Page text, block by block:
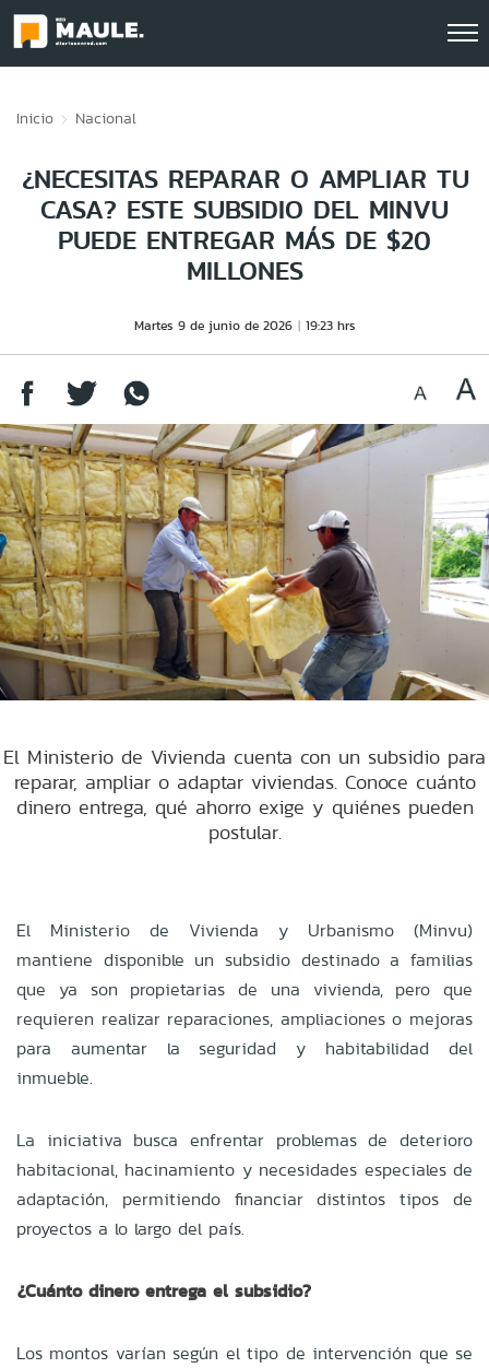
Inicio Nacional
¿NECESITAS REPARAR O AMPLIAR TU
CASA? ESTE SUBSIDIO DEL MINVU
PUEDE ENTREGAR MÁS DE $20
MILLONES
Martes 9 de junio de 2026 19:23 hrs
El Ministerio de Vivienda cuenta con un subsidio para
reparar, ampliar o adaptar viviendas. Conoce cuánto
dinero entrega, qué ahorro exige y quiénes pueden
postular.
El Ministerio de Vivienda y Urbanismo (Minvu)
mantiene disponible un subsidio destinado a familias
que ya son propietarias de una vivienda, pero que
requieren realizar reparaciones, ampliaciones o mejoras
para aumentar la seguridad y habitabilidad del
inmueble.
La iniciativa busca enfrentar problemas de deterioro
habitacional, hacinamiento y necesidades especiales de
adaptación, permitiendo financiar distintos tipos de
proyectos a lo largo del país.
¿Cuánto dinero entrega el subsidio?
Los montos varían según el tipo de intervención que se